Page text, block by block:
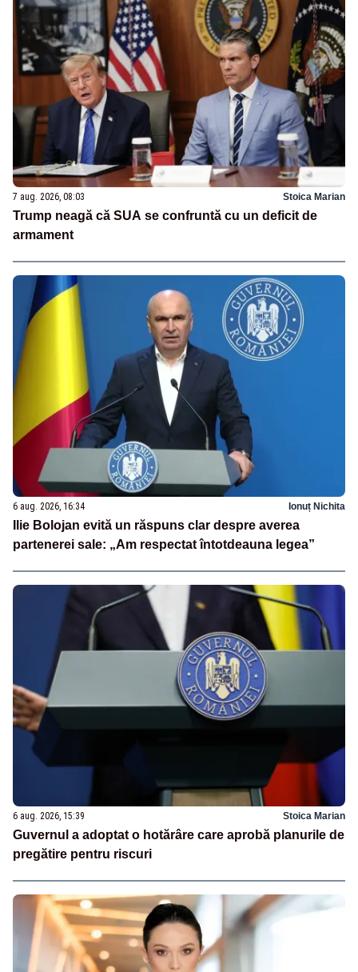
7 aug. 2026, 08:03 Stoica Marian
Trump neagă că SUA se confruntă cu un deficit de
armament
6 aug. 2026, 16:34 Ionuț Nichita
Ilie Bolojan evită un răspuns clar despre averea
partenerei sale: „Am respectat întotdeauna legea”
6 aug. 2026, 15:39 Stoica Marian
Guvernul a adoptat o hotărâre care aprobă planurile de
pregătire pentru riscuri